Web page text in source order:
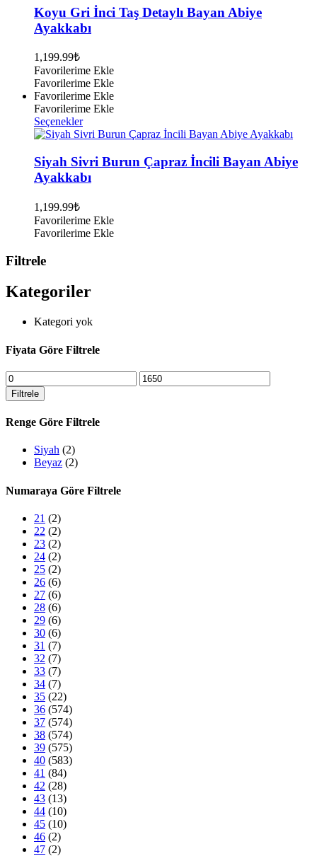
fazla
varyasyonu
var.
sayfasından
seçilebilir
Koyu Gri İnci Taş Detaylı Bayan Abiye
Ayakkabı
1,199.99₺
Favorilerime Ekle
Favorilerime Ekle
Favorilerime Ekle
Favorilerime Ekle
SeçeneklerBu
ürünün
fazla
varyasyonu
var.
sayfasından
seçilebilir
Siyah Sivri Burun Çapraz İncili Bayan Abiye
Ayakkabı
1,199.99₺
Favorilerime Ekle
Favorilerime Ekle
Filtrele
Kategoriler
Kategori yok
Fiyata Göre Filtrele
En
düşük
fiyat
En
yüksek
Filtrele
Renge Göre Filtrele
Siyah (2)
Beyaz (2)
Numaraya Göre Filtrele
21 (2)
22 (2)
23 (2)
24 (2)
25 (2)
26 (6)
27 (6)
28 (6)
29 (6)
30 (6)
31 (7)
32 (7)
33 (7)
34 (7)
35 (22)
36 (574)
37 (574)
38 (574)
39 (575)
40 (583)
41 (84)
42 (28)
43 (13)
44 (10)
45 (10)
46 (2)
47 (2)